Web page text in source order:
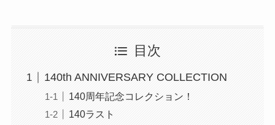
目次
140th ANNIVERSARY COLLECTION
140周年記念コレクション！
140ラスト